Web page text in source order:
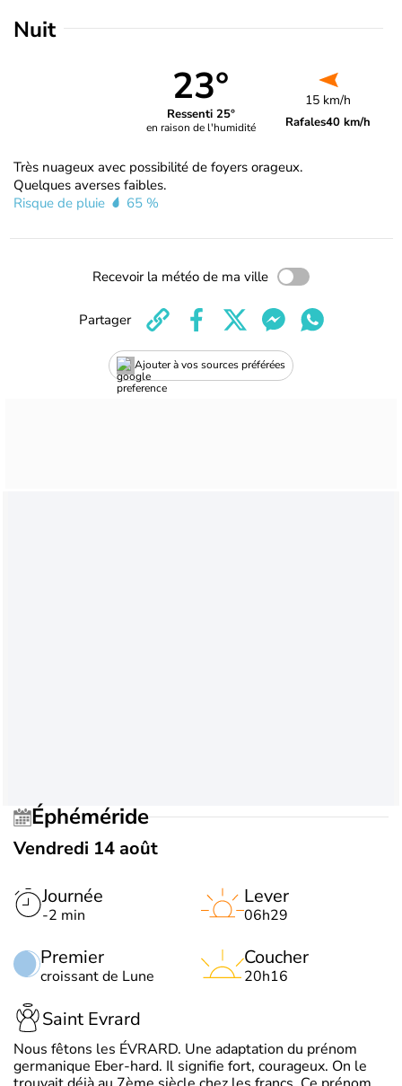
Nuit
23°
Ressenti 25°
en raison de l'humidité
15 km/h
Rafales40 km/h
Très nuageux avec possibilité de foyers orageux.
Quelques averses faibles.
Risque de pluie
65 %
Recevoir la météo de ma ville
Ajouter à vos sources préférées
Partager
Éphéméride
Vendredi 14 août
Journée
-2 min
Premier
croissant de Lune
Lever
06h29
Coucher
20h16
Saint Evrard
Nous fêtons les ÉVRARD. Une adaptation du prénom
germanique Eber-hard. Il signifie fort, courageux. On le